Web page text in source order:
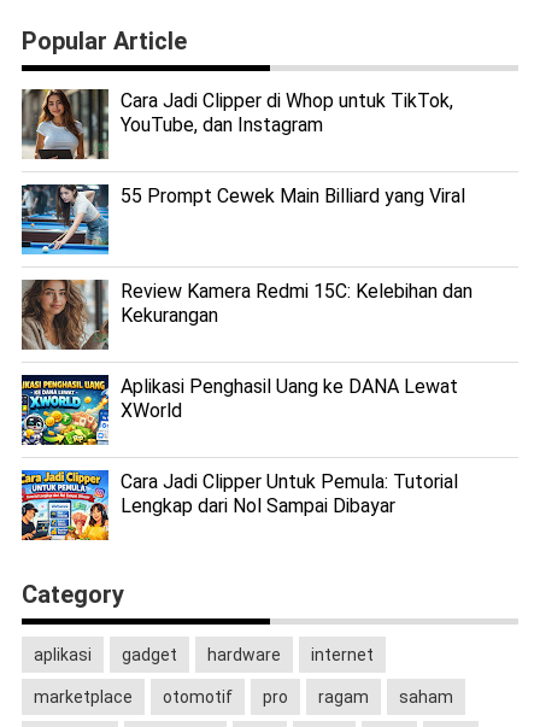
Popular Article
Cara Jadi Clipper di Whop untuk TikTok,
YouTube, dan Instagram
55 Prompt Cewek Main Billiard yang Viral
Review Kamera Redmi 15C: Kelebihan dan
Kekurangan
Aplikasi Penghasil Uang ke DANA Lewat
XWorld
Cara Jadi Clipper Untuk Pemula: Tutorial
Lengkap dari Nol Sampai Dibayar
Category
aplikasi gadget hardware internet
marketplace otomotif pro ragam saham